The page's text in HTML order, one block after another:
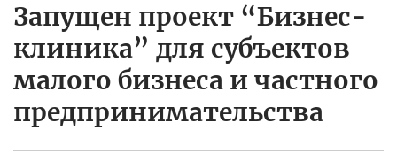
Запущен проект “Бизнес-
клиника” для субъектов
малого бизнеса и частного
предпринимательства